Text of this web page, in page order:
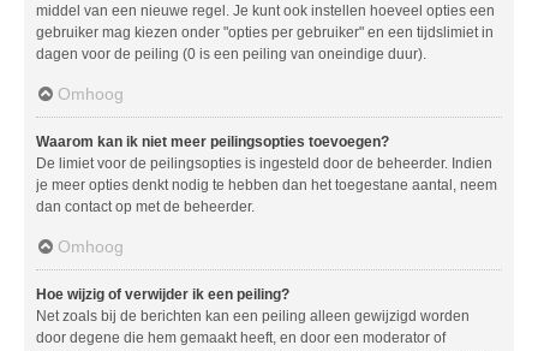
middel van een nieuwe regel. Je kunt ook instellen hoeveel opties een
gebruiker mag kiezen onder "opties per gebruiker" en een tijdslimiet in
dagen voor de peiling (0 is een peiling van oneindige duur).
Omhoog
Waarom kan ik niet meer peilingsopties toevoegen?
De limiet voor de peilingsopties is ingesteld door de beheerder. Indien
je meer opties denkt nodig te hebben dan het toegestane aantal, neem
dan contact op met de beheerder.
Omhoog
Hoe wijzig of verwijder ik een peiling?
Net zoals bij de berichten kan een peiling alleen gewijzigd worden
door degene die hem gemaakt heeft, en door een moderator of